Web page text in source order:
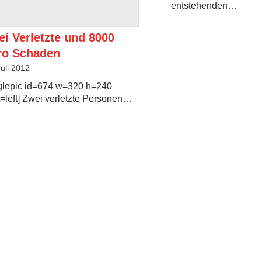
Verletzte und 8000
Schaden
2012
id=674 w=320 h=240
Zwei verletzte Personen…
entstehenden…